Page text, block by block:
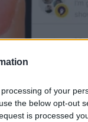
of your
the below opt-out
is processed